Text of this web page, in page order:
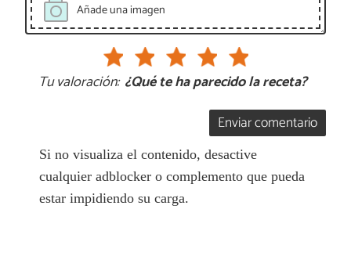
Añade una imagen
Tu valoración: ¿Qué te ha parecido la receta?
Enviar comentario
Si no visualiza el contenido, desactive
cualquier adblocker o complemento que pueda
estar impidiendo su carga.